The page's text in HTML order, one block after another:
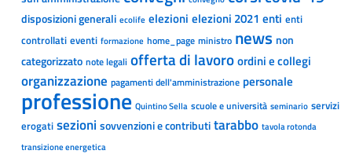
disposizioni generali ecolife elezioni elezioni 2021 enti enti
controllati eventi formazione home_page ministro news non
categorizzato note legali offerta di lavoroordini e collegi
organizzazione pagamenti dell'amministrazione personale
professione Quintino Sella scuole e università seminario servizi
erogati sezioni sovvenzioni e contributitarabbo tavola rotonda
transizione energetica